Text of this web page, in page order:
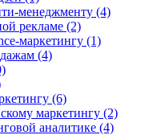
менеджменту (4)
рекламе (2)
маркетингу (1)
(4)
(6)
маркетингу (2)
аналитике (4)